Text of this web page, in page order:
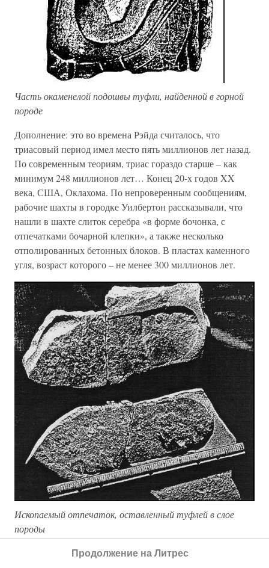
Часть окаменелой подошвы туфли, найденной в горной
породе
Дополнение: это во времена Рэйда считалось, что
триасовый период имел место пять миллионов лет назад.
По современным теориям, триас гораздо старше – как
минимум 248 миллионов лет… Конец 20-х годов XX
века, США, Оклахома. По непроверенным сообщениям,
рабочие шахты в городке Уилбертон рассказывали, что
нашли в шахте слиток серебра «в форме бочонка, с
отпечатками бочарной клепки», а также несколько
отполированных бетонных блоков. В пластах каменного
угля, возраст которого – не менее 300 миллионов лет.
Ископаемый отпечаток, оставленный туфлей в слое
породы
На протяжении последних десятилетий
Продолжение на Литрес